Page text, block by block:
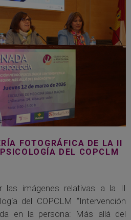
FOTOGRÁFICA DE LA II
DEL COPCLM
las imágenes relativas a la II
del COPCLM “Intervención
en la persona: Más allá del